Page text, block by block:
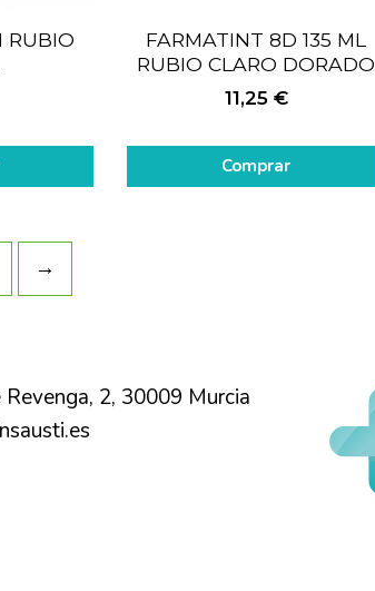
RUBIO
FARMATINT 8D 135 ML
RUBIO CLARO DORADO
11,25 €
Comprar
→
2, 30009 Murcia